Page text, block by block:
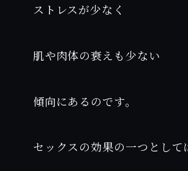
ストレスが少なく
肌や肉体の衰えも少ない
傾向にあるのです。
セックスの効果の一つとして